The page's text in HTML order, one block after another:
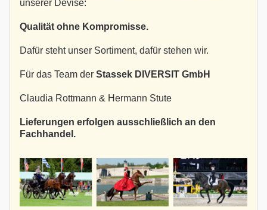
unserer Devise:
Qualität ohne Kompromisse.
Dafür steht unser Sortiment, dafür stehen wir.
Für das Team der Stassek DIVERSIT GmbH
Claudia Rottmann & Hermann Stute
Lieferungen erfolgen ausschließlich an den
Fachhandel.